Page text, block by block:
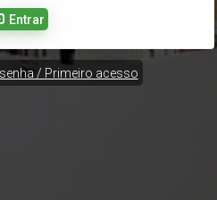
Entrar
/ Primeiro acesso